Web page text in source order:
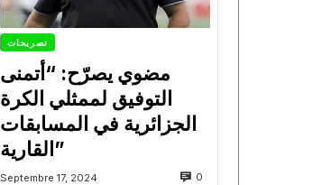
تصريحات
مضوي يصرّح: “أتمنى
التوفيق لممثلي الكرة
الجزائرية في المسابقات
القارية”
Septembre 17, 2024 0